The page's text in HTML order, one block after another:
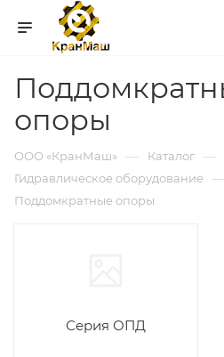
опоры
ООО «КранМаш» — Каталог —
Гидравлическое оборудование —
Поддомкратные опоры
Серия ОПД